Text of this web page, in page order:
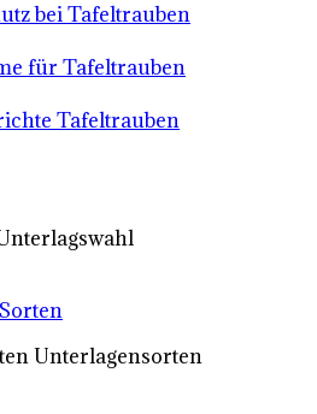
bei Tafeltrauben
für Tafeltrauben
Tafeltrauben
Unterlagensorten